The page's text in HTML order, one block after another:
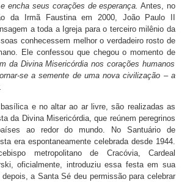
encha seus corações de esperança. Antes, no
da Irmã Faustina em 2000, João Paulo II
a toda a Igreja para o terceiro milênio da
conhecessem melhor o verdadeiro rosto de
Ele confessou que chegou o momento de
da Divina Misericórdia nos corações humanos
se a semente de uma nova civilização – a
e no altar ao ar livre, são realizadas as
da Divina Misericórdia, que reúnem peregrinos
ao redor do mundo. No Santuário de
era espontaneamente celebrada desde 1944.
metropolitano de Cracóvia, Cardeal
oficialmente, introduziu essa festa em sua
a Santa Sé deu permissão para celebrar